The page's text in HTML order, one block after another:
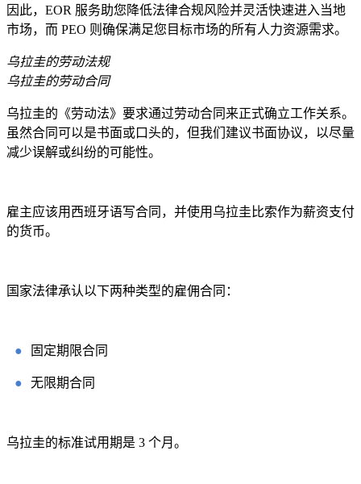
因此，EOR 服务助您降低法律合规风险并灵活快速进入当地
市场，而 PEO 则确保满足您目标市场的所有人力资源需求。
乌拉圭的劳动法规
乌拉圭的劳动合同
乌拉圭的《劳动法》要求通过劳动合同来正式确立工作关系。
虽然合同可以是书面或口头的，但我们建议书面协议，以尽量
减少误解或纠纷的可能性。
雇主应该用西班牙语写合同，并使用乌拉圭比索作为薪资支付
的货币。
国家法律承认以下两种类型的雇佣合同：
● 固定期限合同
● 无限期合同
乌拉圭的标准试用期是 3 个月。